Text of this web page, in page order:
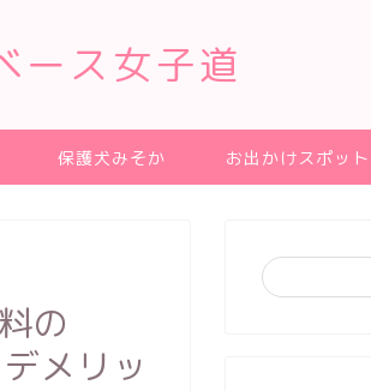
ース女子道
保護犬みそか お出かけスポット
の
メリッ